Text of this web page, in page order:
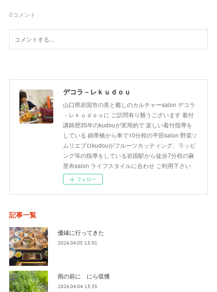
0コメント
デコラ－レｋｕｄｏｕ
山口県岩国市の美と癒しのカルチャーsalon デコラ
－レｋｕｄｏｕに ご訪問有り難うございます 着付
講師歴35年のkudouが実用的で 楽しい着付指導を
している 錦帯橋から車で10分程の平田salon 野菜ソ
ムリエプロkudouがフルーツカッティング、ラッピ
ング等の指導をしている岩国駅から徒歩7分程の麻
里布salon ライフスタイルに合わせ ご利用下さい
フォロー
記事一覧
優縁に行ってきた
2026.04.05 13:01
雨の前に にら収獲
2026.04.04 13:35